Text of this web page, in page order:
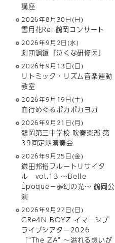
講座
2026年8月30日(日)
雪月花Rei 鶴岡コンサート
2026年9月2日(水)
劇団銅鑼『泣くな研修医』
2026年9月13日(日)
リトミック・リズム音楽運動
教室
2026年9月19日(土)
血行めぐるポカポカヨガ
2026年9月21日(月)
鶴岡第三中学校 吹奏楽部 第
39回定期演奏会
2026年9月25日(金)
鎌田邦裕フルートリサイタ
ル vol.13 ～Belle
Époque－夢幻の光～ 鶴岡公
演
2026年9月27日(日)
GRe4N BOYZ イマーシブ
ライブシアター2026
「“The ZA” 〜溢れる想いが